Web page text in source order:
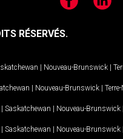
FacebookLinkedIn
RÉSERVÉS.
| Nouveau-Brunswick |
| Nouveau-Brunswick |
| Saskatchewan | Nouveau-Brunswick
| Saskatchewan | Nouveau-Brunswick